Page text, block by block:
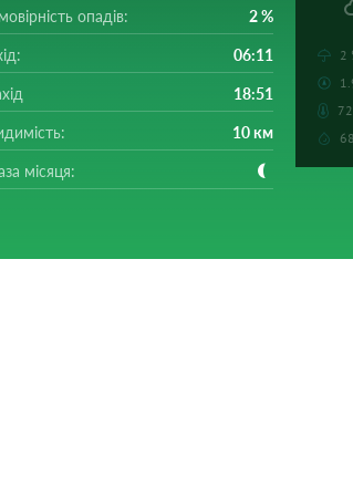
опадів: 2 %
06:11
18:51
10 км
місяця:
2